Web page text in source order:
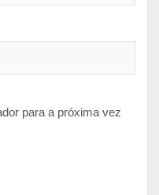
para a próxima vez